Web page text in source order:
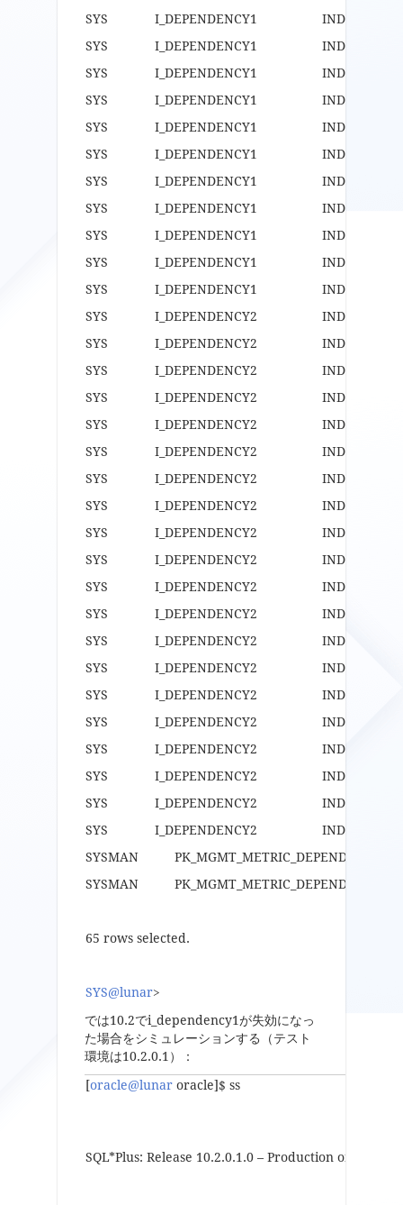
SYS I_DEPENDENCY1
SYS I_DEPENDENCY1
SYS I_DEPENDENCY1
SYS I_DEPENDENCY1
SYS I_DEPENDENCY1
SYS I_DEPENDENCY1
SYS I_DEPENDENCY1
SYS I_DEPENDENCY1
SYS I_DEPENDENCY1
SYS I_DEPENDENCY1
SYS I_DEPENDENCY1
SYS I_DEPENDENCY2
SYS I_DEPENDENCY2
SYS I_DEPENDENCY2
SYS I_DEPENDENCY2
SYS I_DEPENDENCY2
SYS I_DEPENDENCY2
SYS I_DEPENDENCY2
SYS I_DEPENDENCY2
SYS I_DEPENDENCY2
SYS I_DEPENDENCY2
SYS I_DEPENDENCY2
SYS I_DEPENDENCY2
SYS I_DEPENDENCY2
SYS I_DEPENDENCY2
SYS I_DEPENDENCY2
SYS I_DEPENDENCY2
SYS I_DEPENDENCY2
SYS I_DEPENDENCY2
SYS I_DEPENDENCY2
SYS I_DEPENDENCY2
SYSMAN
SYSMAN
65 rows selected.
SYS@lunar>
では10.2でi_dependency1が失効になっ
た場合をシミュレーションする（テスト
環境は10.2.0.1）：
[oracle@lunar oracle]$ ss
SQL*Plus: Release 10.2.0.1.0 – Production on Mon